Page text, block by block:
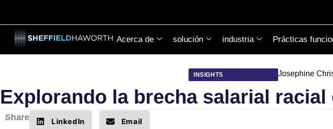
Acerca de solución industria Prácticas
Josephine
INSIGHTS
Explorando la brecha salarial racial
Share LinkedIn Email